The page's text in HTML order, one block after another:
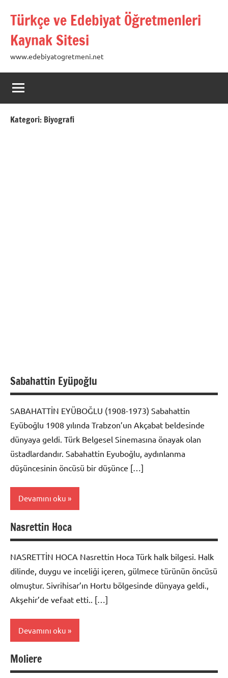
Türkçe ve Edebiyat Öğretmenleri
Kaynak Sitesi
www.edebiyatogretmeni.net
Kategori: Biyografi
Sabahattin Eyüpoğlu
SABAHATTİN EYÜBOĞLU (1908-1973) Sabahattin
Eyüboğlu 1908 yılında Trabzon’un Akçabat beldesinde
dünyaya geldi. Türk Belgesel Sinemasına önayak olan
üstadlardandır. Sabahattin Eyuboğlu, aydınlanma
düşüncesinin öncüsü bir düşünce […]
Devamını oku
Biyografi
Nasrettin Hoca
NASRETTİN HOCA Nasrettin Hoca Türk halk bilgesi. Halk
dilinde, duygu ve inceliği içeren, gülmece türünün öncüsü
olmuştur. Sivrihisar’ın Hortu bölgesinde dünyaya geldi.,
Akşehir’de vefaat etti.. […]
Devamını oku
Biyografi
Moliere